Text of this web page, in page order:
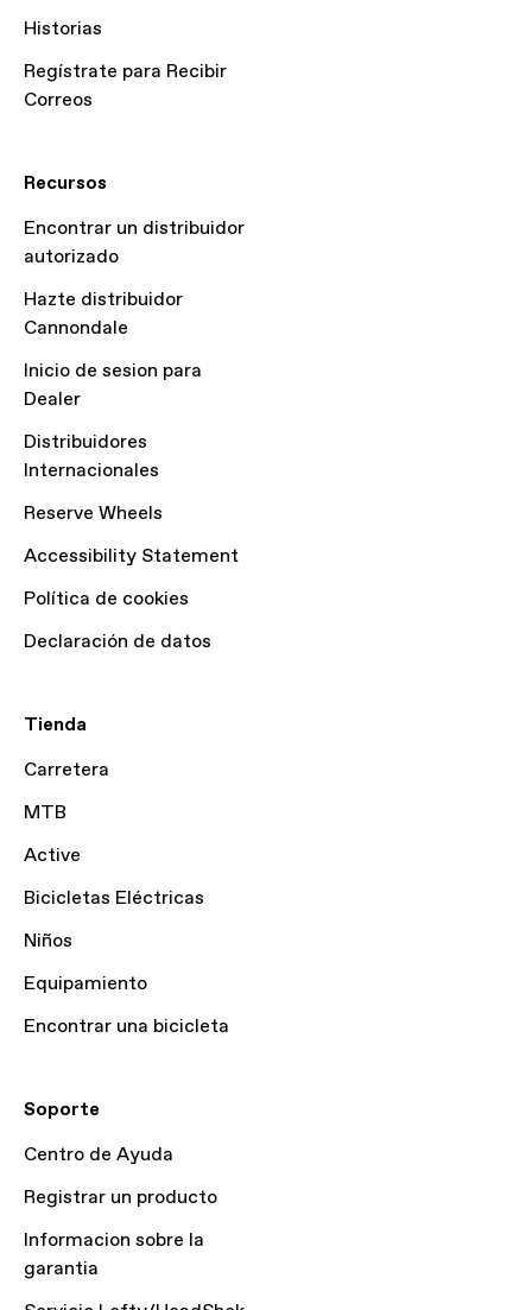
Historias
Regístrate para Recibir
Correos
Recursos
Encontrar un distribuidor
autorizado
Hazte distribuidor
Cannondale
Inicio de sesion para
Dealer
Distribuidores
Internacionales
Reserve Wheels
Accessibility Statement
Política de cookies
Declaración de datos
Tienda
Carretera
MTB
Active
Bicicletas Eléctricas
Niños
Equipamiento
Encontrar una bicicleta
Soporte
Centro de Ayuda
Registrar un producto
Informacion sobre la
garantia